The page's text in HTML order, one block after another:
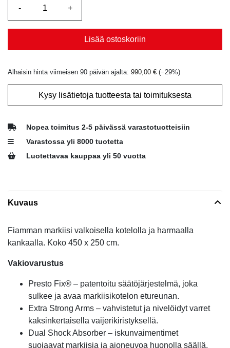
Lisää ostoskoriin
Alhaisin hinta viimeisen 90 päivän ajalta: 990,00 € (−29%)
Kysy lisätietoja tuotteesta tai toimituksesta
Nopea toimitus 2-5 päivässä varastotuotteisiin
Varastossa yli 8000 tuotetta
Luotettavaa kauppaa yli 50 vuotta
Kuvaus
Fiamman markiisi valkoisella kotelolla ja harmaalla
kankaalla. Koko 450 x 250 cm.
Vakiovarustus
Presto Fix® – patentoitu säätöjärjestelmä, joka
sulkee ja avaa markiisikotelon etureunan.
Extra Strong Arms – vahvistetut ja nivelöidyt varret
kaksinkertaisella vaijerikiristyksellä.
Dual Shock Absorber – iskunvaimentimet
suojaavat markiisia ja ajoneuvoa huonolla säällä.